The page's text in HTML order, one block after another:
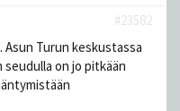
#23582
Turun keskustassa
seudulla on jo pitkään